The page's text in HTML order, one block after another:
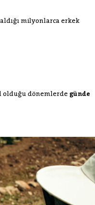
milyonlarca erkek
olduğu dönemlerde günde